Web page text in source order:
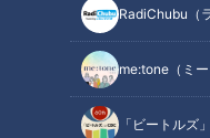
RadiChubu（
me:tone（ミー
「ビートルズ
その腰痛“せぼねの病気”が
かも【チャント！】